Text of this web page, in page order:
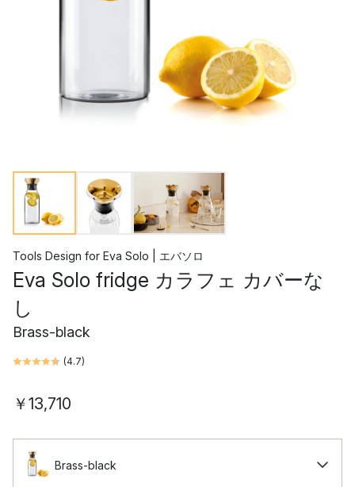
Tools Design for Eva Solo | エバソロ
Eva Solo fridge カラフェ カバーな
し
Brass-black
(4.7)
￥13,710
Brass-black